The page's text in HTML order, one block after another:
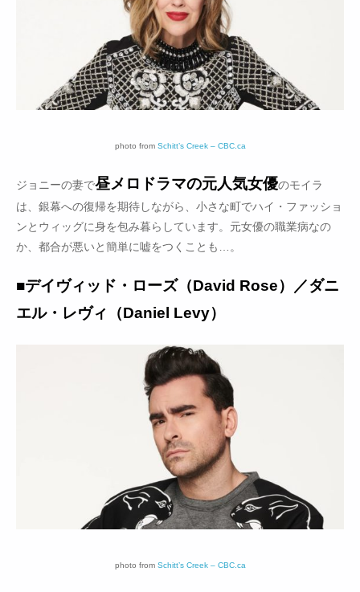
photo from Schitt’s Creek – CBC.ca
ジョニーの妻で昼メロドラマの元人気女優のモイラ
は、銀幕への復帰を期待しながら、小さな町でハイ・ファッショ
ンとウィッグに身を包み暮らしています。元女優の職業病なの
か、都合が悪いと簡単に嘘をつくことも…。
■デイヴィッド・ローズ（David Rose）／ダニ
エル・レヴィ（Daniel Levy）
photo from Schitt’s Creek – CBC.ca